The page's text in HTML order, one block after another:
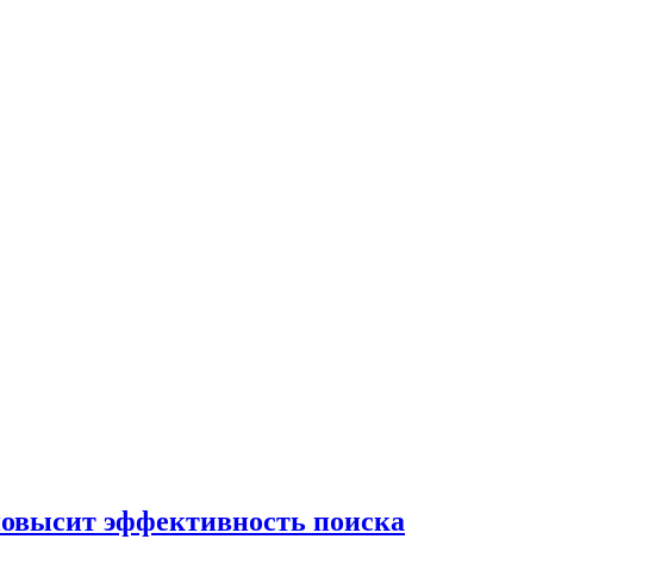
эффективность поиска